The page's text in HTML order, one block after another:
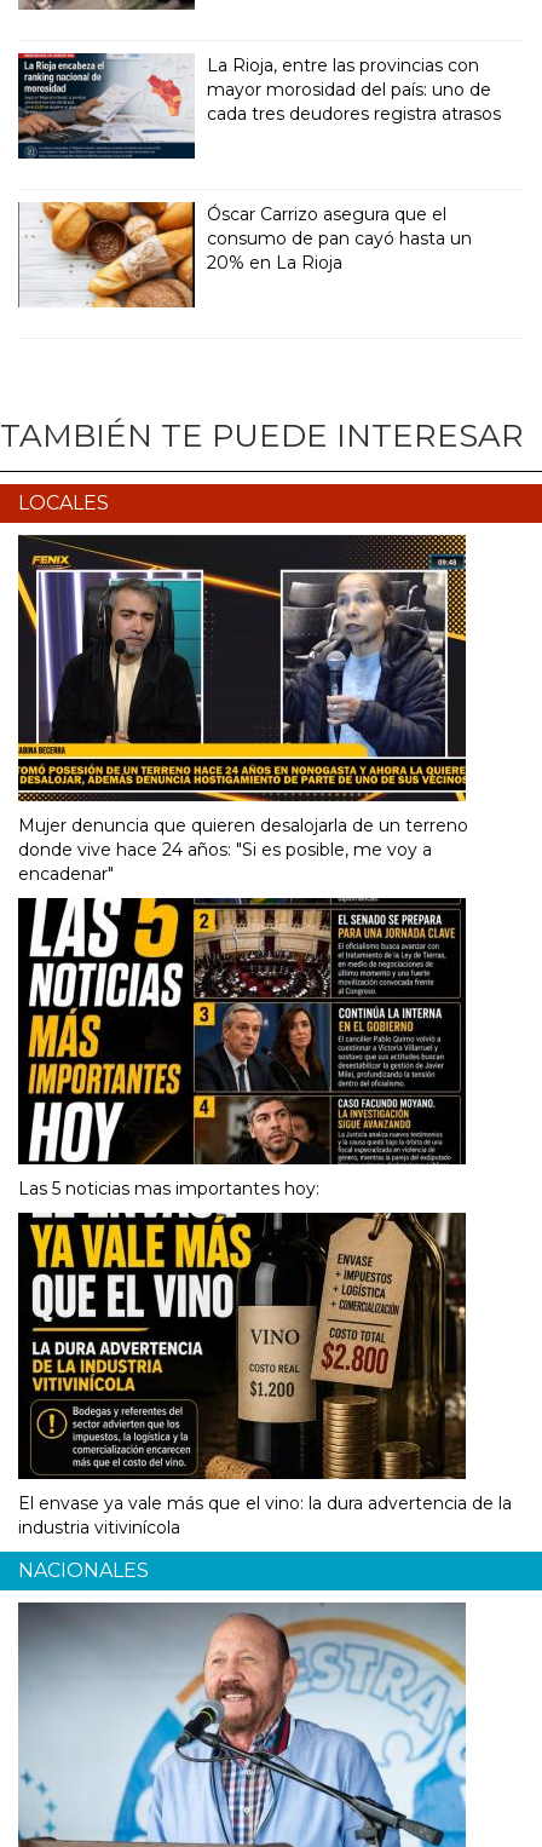
La Rioja, entre las provincias con
mayor morosidad del país: uno de
cada tres deudores registra atrasos
Óscar Carrizo asegura que el
consumo de pan cayó hasta un
20% en La Rioja
TAMBIÉN TE PUEDE INTERESAR
LOCALES
Mujer denuncia que quieren desalojarla de un terreno
donde vive hace 24 años: "Si es posible, me voy a
encadenar"
Las 5 noticias mas importantes hoy:
El envase ya vale más que el vino: la dura advertencia de la
industria vitivinícola
NACIONALES